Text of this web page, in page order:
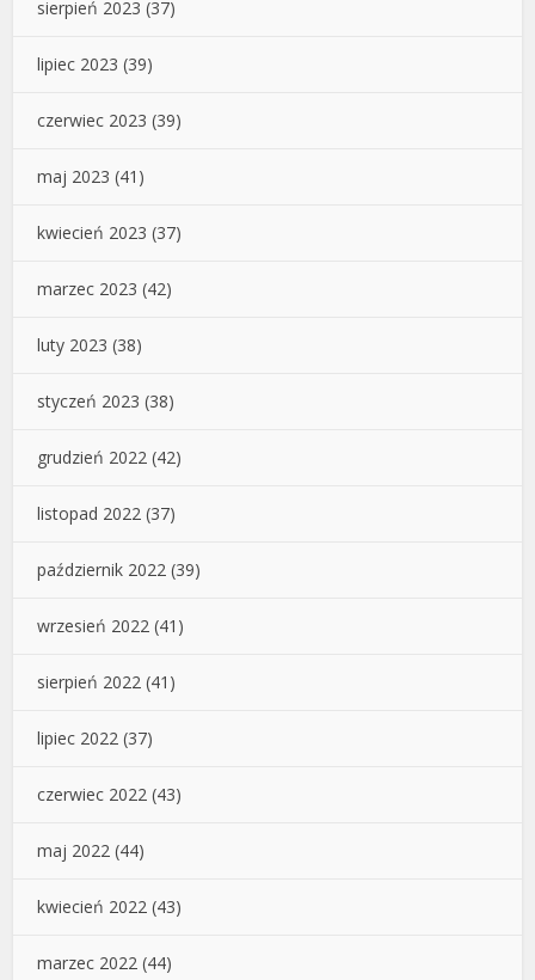
sierpień 2023 (37)
lipiec 2023 (39)
czerwiec 2023 (39)
maj 2023 (41)
kwiecień 2023 (37)
marzec 2023 (42)
luty 2023 (38)
styczeń 2023 (38)
grudzień 2022 (42)
listopad 2022 (37)
październik 2022 (39)
wrzesień 2022 (41)
sierpień 2022 (41)
lipiec 2022 (37)
czerwiec 2022 (43)
maj 2022 (44)
kwiecień 2022 (43)
marzec 2022 (44)